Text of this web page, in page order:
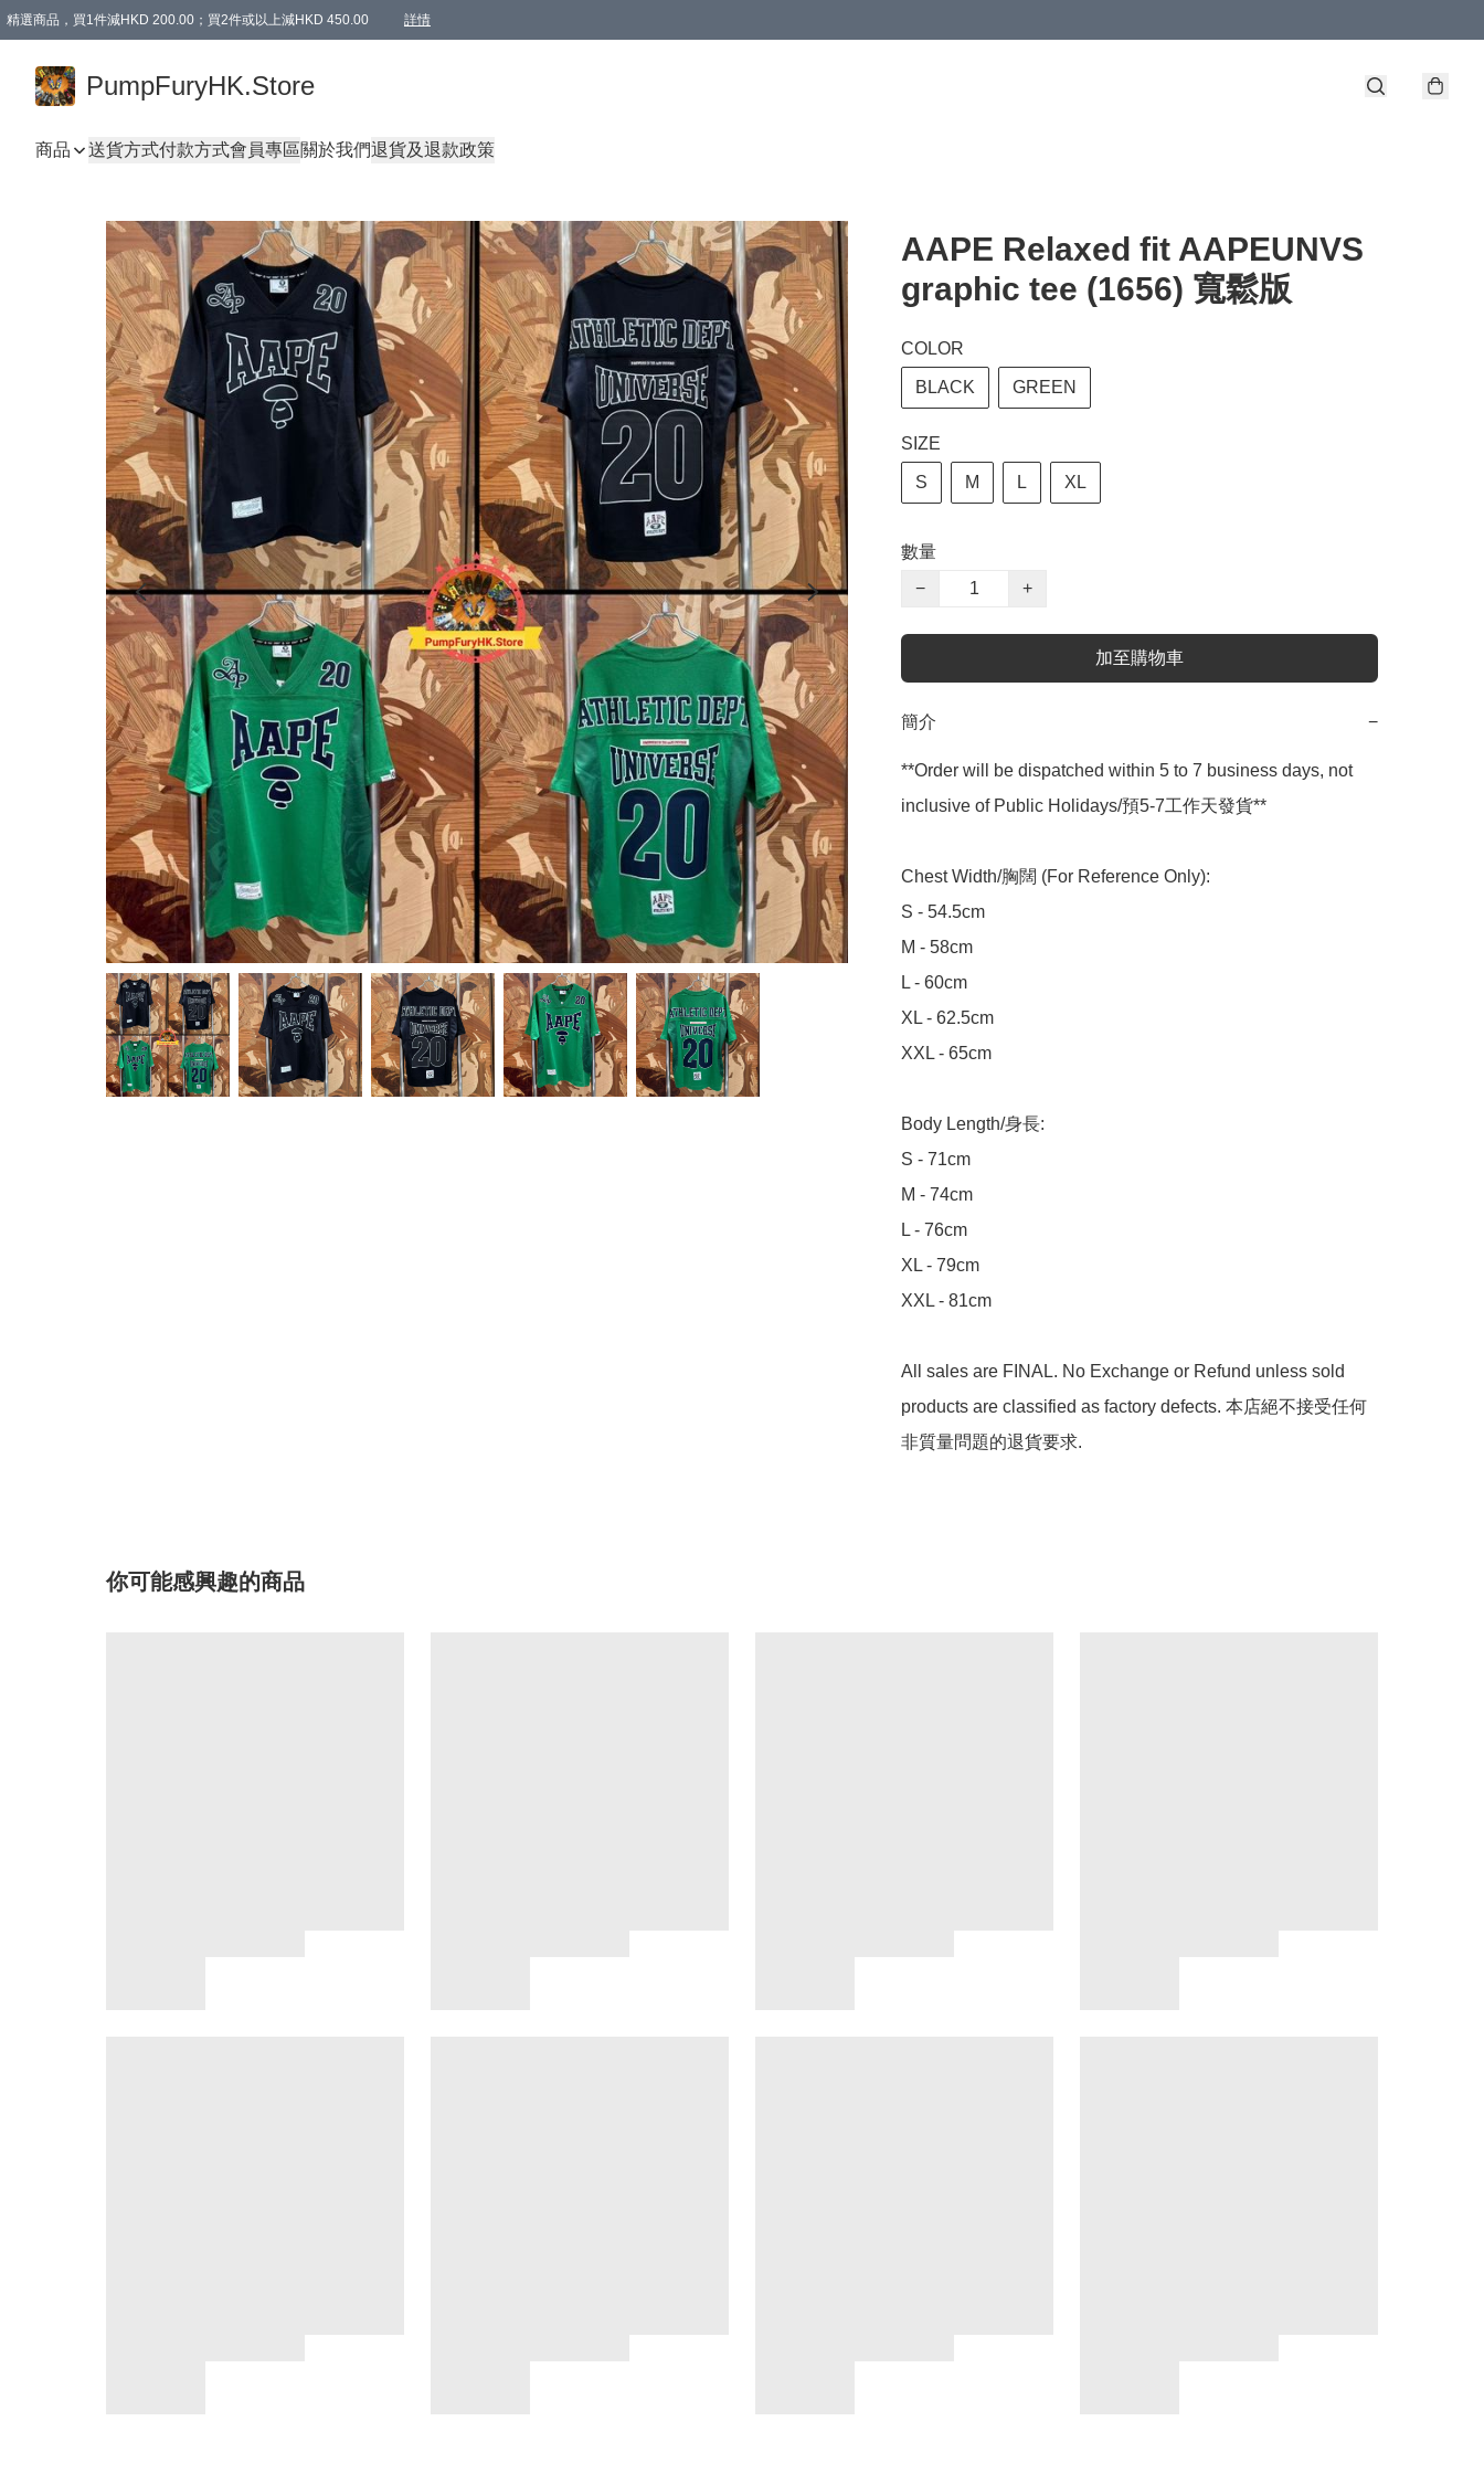
精選商品，買1件減HKD 200.00；買2件或以上減HKD 450.00 詳情
PumpFuryHK.Store
商品 送貨方式付款方式會員專區關於我們退貨及退款政策
AAPE Relaxed fit AAPEUNVS
graphic tee (1656) 寬鬆版
COLOR
BLACK GREEN
SIZE
S M L XL
數量
−
+
加至購物車
簡介 −
**Order will be dispatched within 5 to 7 business days, not
inclusive of Public Holidays/預5-7工作天發貨**
Chest Width/胸闊 (For Reference Only):
S - 54.5cm
M - 58cm
L - 60cm
XL - 62.5cm
XXL - 65cm
Body Length/身長:
S - 71cm
M - 74cm
L - 76cm
XL - 79cm
XXL - 81cm
All sales are FINAL. No Exchange or Refund unless sold
products are classified as factory defects. 本店絕不接受任何
非質量問題的退貨要求.
你可能感興趣的商品